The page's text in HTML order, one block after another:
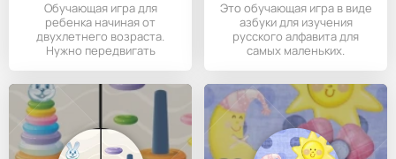
Обучающая игра для
ребенка начиная от
двухлетнего возраста.
Нужно передвигать
Это обучающая игра в виде
азбуки для изучения
русского алфавита для
самых маленьких.